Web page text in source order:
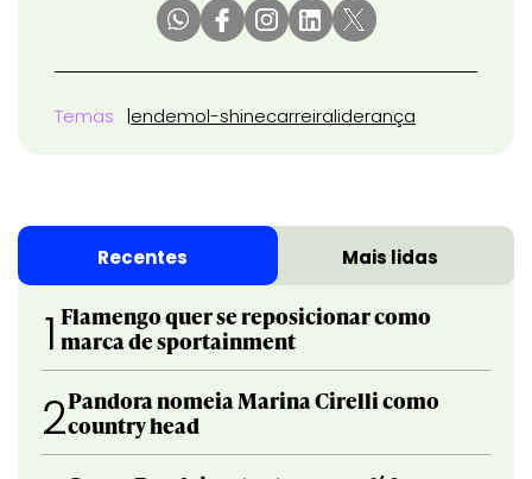
Temas endemol-shinecarreiraliderança
Recentes Mais lidas
1 Flamengo quer se reposicionar como
marca de sportainment
2Pandora nomeia Marina Cirelli como
country head